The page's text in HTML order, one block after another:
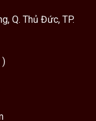
Q. Thủ Đức, TP.
)